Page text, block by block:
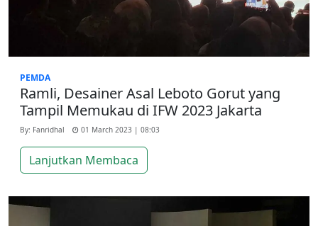
PEMDA
Ramli, Desainer Asal Leboto Gorut yang
Tampil Memukau di IFW 2023 Jakarta
By: Fanridhal 01 March 2023 | 08:03
Lanjutkan Membaca